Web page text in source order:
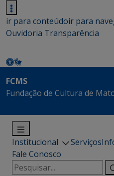
ir para conteúdoir para
Ouvidoria Transparência
FCMS
Fundação de Cultura de
Institucional Serviços
Fale Conosco
Pesquisar